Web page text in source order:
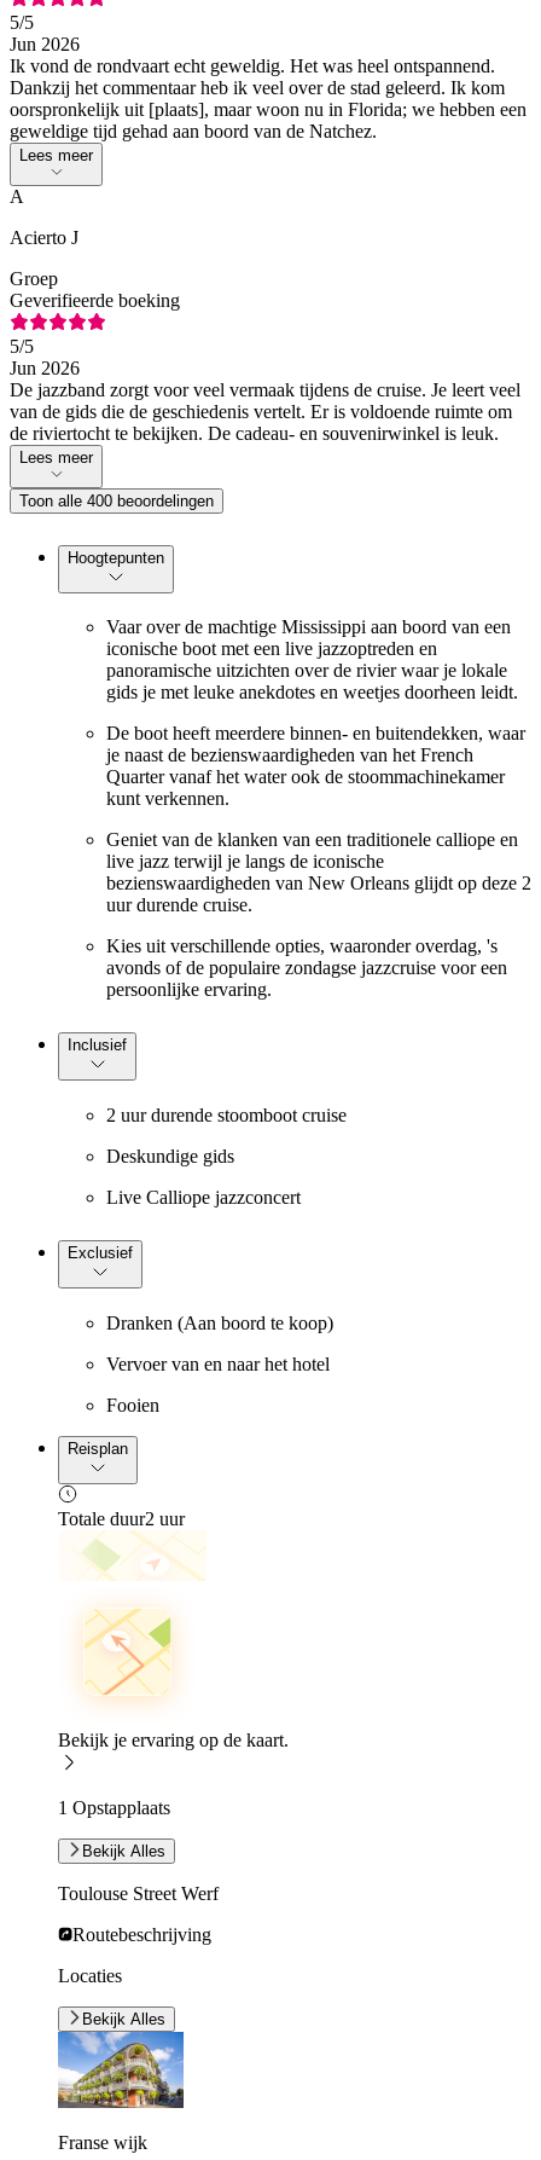
5/5
Jun 2026
Ik vond de rondvaart echt geweldig. Het was heel ontspannend.
Dankzij het commentaar heb ik veel over de stad geleerd. Ik kom
oorspronkelijk uit [plaats], maar woon nu in Florida; we hebben een
geweldige tijd gehad aan boord van de Natchez.
Lees meer
A
Acierto J
Groep
Geverifieerde boeking
5/5
Jun 2026
De jazzband zorgt voor veel vermaak tijdens de cruise. Je leert veel
van de gids die de geschiedenis vertelt. Er is voldoende ruimte om
de riviertocht te bekijken. De cadeau- en souvenirwinkel is leuk.
Lees meer
Toon alle 400 beoordelingen
Hoogtepunten
Vaar over de machtige Mississippi aan boord van een
iconische boot met een live jazzoptreden en
panoramische uitzichten over de rivier waar je lokale
gids je met leuke anekdotes en weetjes doorheen leidt.
De boot heeft meerdere binnen- en buitendekken, waar
je naast de bezienswaardigheden van het French
Quarter vanaf het water ook de stoommachinekamer
kunt verkennen.
Geniet van de klanken van een traditionele calliope en
live jazz terwijl je langs de iconische
bezienswaardigheden van New Orleans glijdt op deze 2
uur durende cruise.
Kies uit verschillende opties, waaronder overdag, 's
avonds of de populaire zondagse jazzcruise voor een
persoonlijke ervaring.
Inclusief
2 uur durende stoomboot cruise
Deskundige gids
Live Calliope jazzconcert
Exclusief
Dranken (Aan boord te koop)
Vervoer van en naar het hotel
Fooien
Reisplan
Totale duur2 uur
Bekijk je ervaring op de kaart.
1 Opstapplaats
Bekijk Alles
Toulouse Street Werf
Routebeschrijving
Locaties
Bekijk Alles
Franse wijk